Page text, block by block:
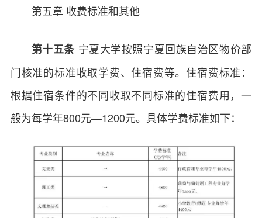
第五章 收费标准和其他
第十五条 宁夏大学按照宁夏回族自治区物价部
门核准的标准收取学费、住宿费等。住宿费标准：
根据住宿条件的不同收取不同标准的住宿费用，一
般为每学年800元—1200元。具体学费标准如下：